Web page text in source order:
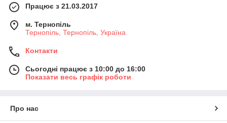
Працює з 21.03.2017
м. Тернопіль
Тернопіль, Тернопіль, Україна
Контакти
Сьогодні працює з 10:00 до 16:00
Показати весь графік роботи
Про нас